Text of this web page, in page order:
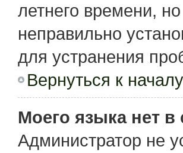
летнего времени,
неправильно
для устранения
Вернуться к началу
Моего языка нет в
Администратор не